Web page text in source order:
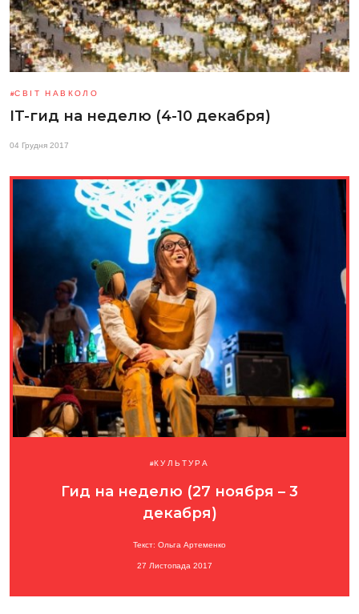
СВІТ НАВКОЛО
IT-гид на неделю (4-10 декабря)
04 Грудня 2017
КУЛЬТУРА
Гид на неделю (27 ноября – 3
декабря)
Текст: Ольга Артеменко
27 Листопада 2017